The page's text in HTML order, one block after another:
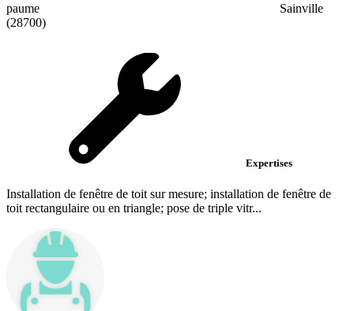
paume
Sainville
(28700)
Expertises
Installation de fenêtre de toit sur mesure; installation de fenêtre de
toit rectangulaire ou en triangle; pose de triple vitr...